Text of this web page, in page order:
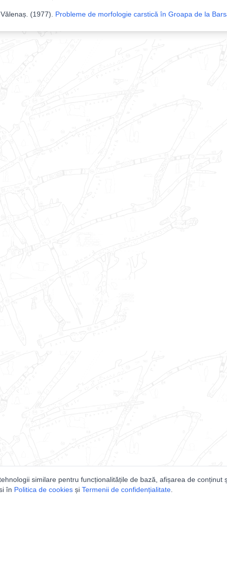
. (1977). Probleme de morfologie carstică în Groapa de la
similare pentru funcționalitățile de bază, afișarea de conținut
în Politica de cookies și Termenii de confidențialitate